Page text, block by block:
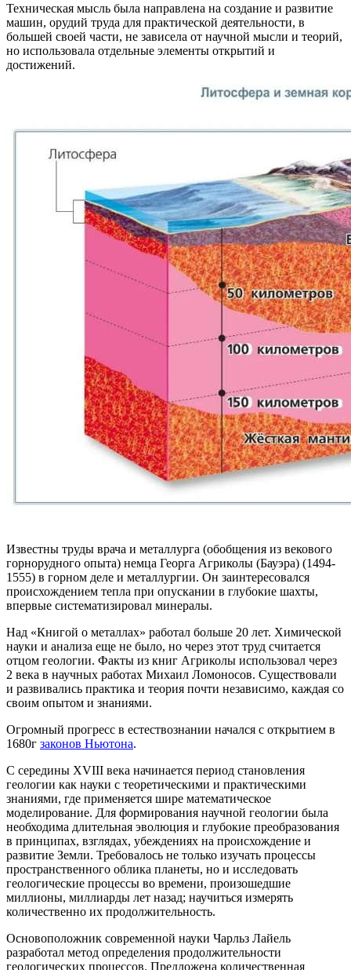
Техническая мысль была направлена на создание и развитие
машин, орудий труда для практической деятельности, в
большей своей части, не зависела от научной мысли и теорий,
но использовала отдельные элементы открытий и
достижений.
Известны труды врача и металлурга (обобщения из векового
горнорудного опыта) немца Георга Агриколы (Бауэра) (1494-
1555) в горном деле и металлургии. Он заинтересовался
происхождением тепла при опускании в глубокие шахты,
впервые систематизировал минералы.
Над «Книгой о металлах» работал больше 20 лет. Химической
науки и анализа еще не было, но через этот труд считается
отцом геологии. Факты из книг Агриколы использовал через
2 века в научных работах Михаил Ломоносов. Существовали
и развивались практика и теория почти независимо, каждая со
своим опытом и знаниями.
Огромный прогресс в естествознании начался с открытием в
1680г законов Ньютона.
С середины XVIII века начинается период становления
геологии как науки с теоретическими и практическими
знаниями, где применяется шире математическое
моделирование. Для формирования научной геологии была
необходима длительная эволюция и глубокие преобразования
в принципах, взглядах, убеждениях на происхождение и
развитие Земли. Требовалось не только изучать процессы
пространственного облика планеты, но и исследовать
геологические процессы во времени, произошедшие
миллионы, миллиарды лет назад; научиться измерять
количественно их продолжительность.
Основоположник современной науки Чарльз Лайель
разработал метод определения продолжительности
геологических процессов. Предложена количественная